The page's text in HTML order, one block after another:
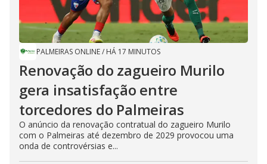
PALMEIRAS ONLINE/ HÁ 17 MINUTOS
Renovação do zagueiro Murilo
gera insatisfação entre
torcedores do Palmeiras
O anúncio da renovação contratual do zagueiro Murilo
com o Palmeiras até dezembro de 2029 provocou uma
onda de controvérsias e...